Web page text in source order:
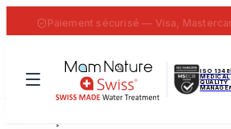
Paiement sécurisé — Visa,
ISO
MEDICAL
QUALITY